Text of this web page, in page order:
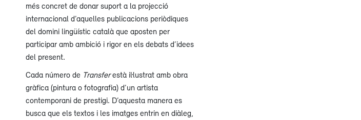
més concret de donar suport a la projecció
internacional d’aquelles publicacions periòdiques
del domini lingüístic català que aposten per
participar amb ambició i rigor en els debats d’idees
del present.
Cada número de Transferestà il·lustrat amb obra
gràfica (pintura o fotografia) d’un artista
contemporani de prestigi. D’aquesta manera es
busca que els textos i les imatges entrin en diàleg,